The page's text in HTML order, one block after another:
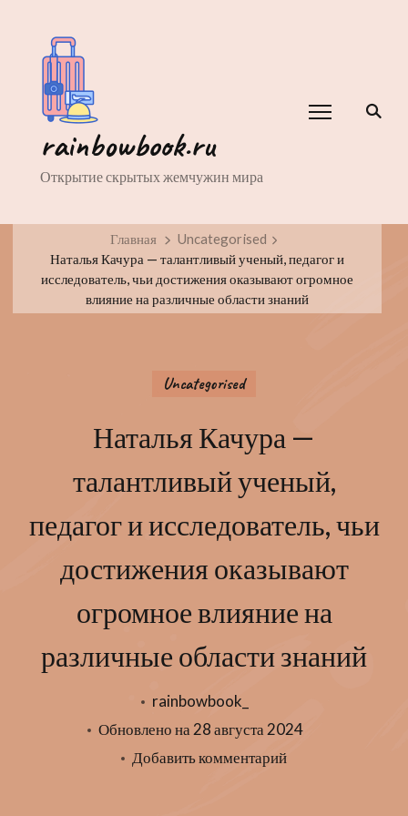
rainbowbook.ru
Открытие скрытых жемчужин мира
Главная
Uncategorised
Наталья Качура — талантливый ученый, педагог и
исследователь, чьи достижения оказывают огромное
влияние на различные области знаний
Uncategorised
Наталья Качура —
талантливый ученый,
педагог и исследователь, чьи
достижения оказывают
огромное влияние на
различные области знаний
rainbowbook_
Обновлено на 28 августа 2024
Добавить комментарийк